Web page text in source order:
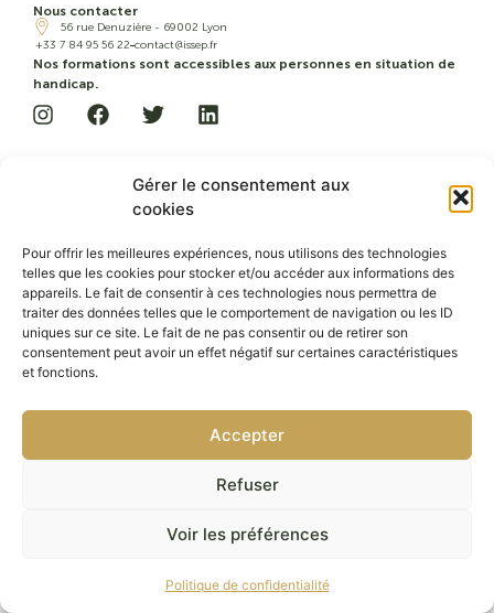
Gérer le consentement aux
cookies
Pour offrir les meilleures expériences, nous utilisons des technologies
telles que les cookies pour stocker et/ou accéder aux informations des
appareils. Le fait de consentir à ces technologies nous permettra de
traiter des données telles que le comportement de navigation ou les ID
uniques sur ce site. Le fait de ne pas consentir ou de retirer son
consentement peut avoir un effet négatif sur certaines caractéristiques
et fonctions.
Accepter
Refuser
Voir les préférences
Politique de confidentialité
Nous contacter
56 rue Denuzière - 69002 Lyon
+33 7 84 95 56 22 contact@issep.fr
Nos formations sont accessibles aux personnes en situation de
handicap.
Téléchargez l’application de l’ISSEP
S’inscrire à notre lettre d’information
Envoyer
de la catégorie suivante :
Accéder au certificat par mail :